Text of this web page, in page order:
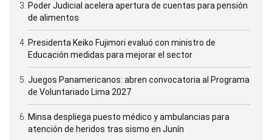
Poder Judicial acelera apertura de cuentas para pensión
de alimentos
Presidenta Keiko Fujimori evaluó con ministro de
Educación medidas para mejorar el sector
Juegos Panamericanos: abren convocatoria al Programa
de Voluntariado Lima 2027
Minsa despliega puesto médico y ambulancias para
atención de heridos tras sismo en Junín